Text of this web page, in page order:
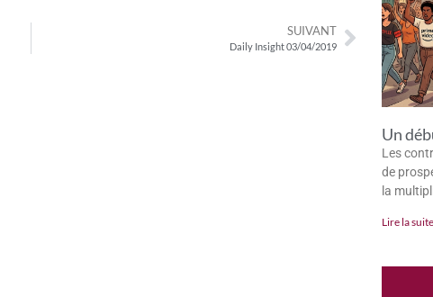
Un
Les
de
la
Lire la
SUIVANT
Daily Insight 03/04/2019